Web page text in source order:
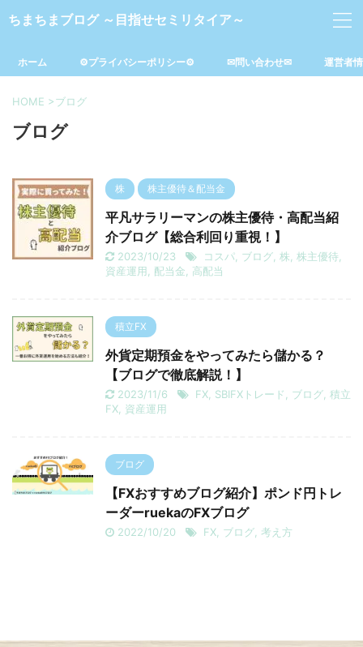
ちまちまブログ ～目指せセミリタイア～
ホーム ⚙プライバシーポリシー⚙ ✉問い合わせ✉ 運営者
HOME >ブログ
ブログ
株 株主優待＆配当金
平凡サラリーマンの株主優待・高配当紹
介ブログ【総合利回り重視！】
2023/10/23 コスパ ブログ 株 株主優待
資産運用
配当金 高配当
積立FX
外貨定期預金をやってみたら儲かる？
【ブログで徹底解説！】
2023/11/6 FX SBIFXトレード ブログ 積立
FX 資産運用
ブログ
【FXおすすめブログ紹介】ポンド円トレ
ーダーruekaのFXブログ
2022/10/20 FX ブログ 考え方